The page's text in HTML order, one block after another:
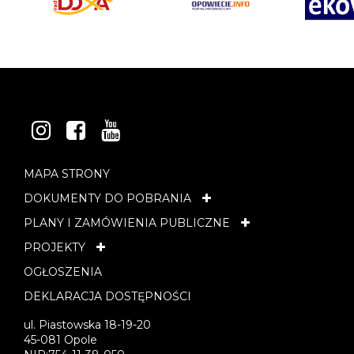
INSTAGRAM
FACEBOOK
YOUTUBE
MAPA STRONY
DOKUMENTY DO POBRANIA
PLANY I ZAMÓWIENIA PUBLICZNE
PROJEKTY
OGŁOSZENIA
DEKLARACJA DOSTĘPNOŚCI
ul. Piastowska 18-19-20
45-081 Opole